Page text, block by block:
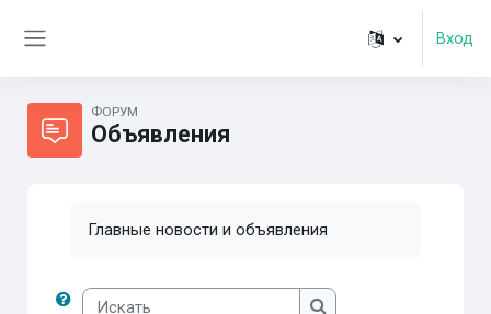
Вход
ФОРУМ
Объявления
Главные новости и объявления
Искать